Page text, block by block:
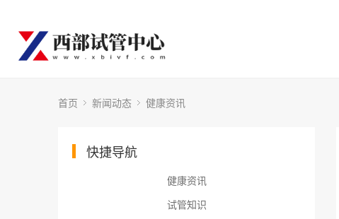
首页 新闻动态 健康资讯
快捷导航
健康资讯
试管知识